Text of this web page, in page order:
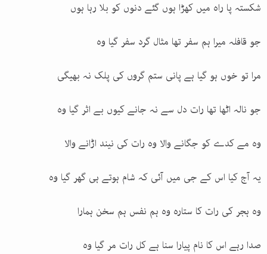
شکستہ پا راہ میں کھڑا ہوں گئے دنوں کو بلا رہا ہوں
جو قافلہ میرا ہم سفر تھا مثال گرد سفر گیا وہ
مرا تو خوں ہو گیا ہے پانی ستم گروں کی پلک نہ بھیگی
جو نالہ اٹھا تھا رات دل سے نہ جانے کیوں بے اثر گیا وہ
وہ مے کدے کو جگانے والا وہ رات کی نیند اڑانے والا
یہ آج کیا اس کے جی میں آئی کہ شام ہوتے ہی گھر گیا وہ
وہ ہجر کی رات کا ستارہ وہ ہم نفس ہم سخن ہمارا
صدا رہے اس کا نام پیارا سنا ہے کل رات مر گیا وہ